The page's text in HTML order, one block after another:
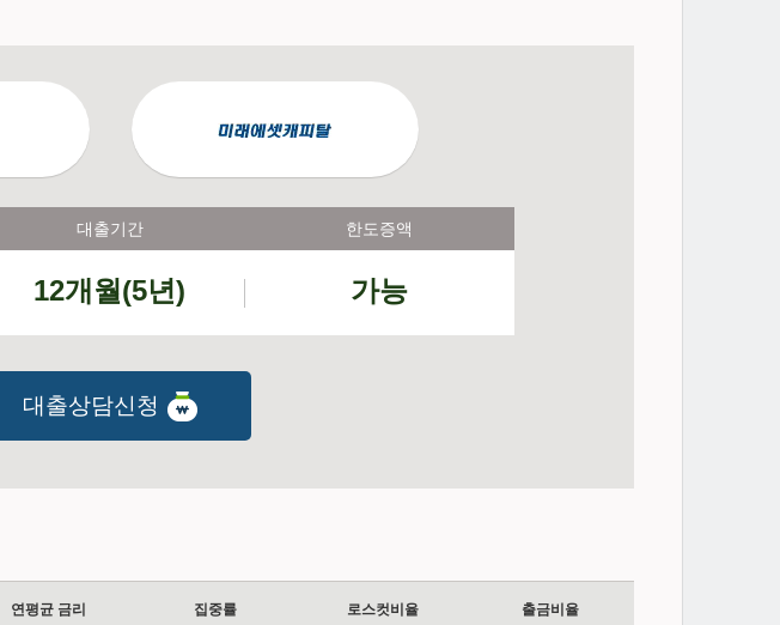
대출기간 한도증액
12개월(5년) 가능
대출상담신청
연평균 금리 집중률 로스컷비율 출금비율